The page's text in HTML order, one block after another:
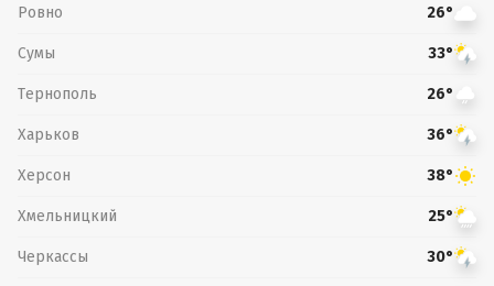
Ровно 26°
Сумы 33°
Тернополь 26°
Харьков 36°
Херсон 38°
Хмельницкий 25°
Черкассы 30°